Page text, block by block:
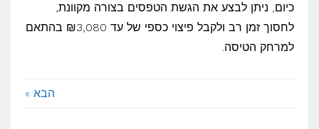
כיום, ניתן לבצע את הגשת הטפסים בצורה מקוונת,
לחסוך זמן רב ולקבל פיצוי כספי של עד ₪3,080 בהתאם
למרחק הטיסה.
הבא »